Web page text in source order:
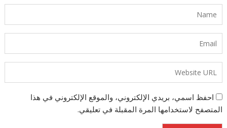
احفظ اسمي، بريدي الإلكتروني، والموقع الإلكتروني في هذا
المتصفح لاستخدامها المرة المقبلة في تعليقي.